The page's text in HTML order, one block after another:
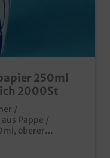
250ml
2000St
/
Pappe /
oberer
Ideal für